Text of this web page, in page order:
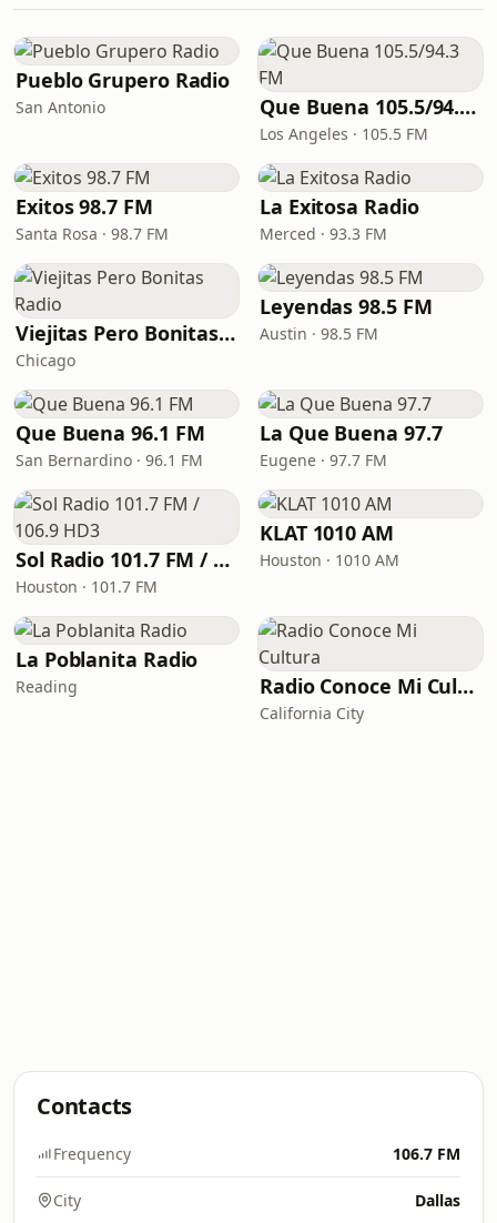
Pueblo Grupero Radio
San Antonio Que Buena 105.5/94.3 FM
Los Angeles · 105.5 FM
Exitos 98.7 FM
Santa Rosa · 98.7 FM
La Exitosa Radio
Merced · 93.3 FM
Viejitas Pero Bonitas Radio
Chicago
Leyendas 98.5 FM
Austin · 98.5 FM
Que Buena 96.1 FM
San Bernardino · 96.1 FM
La Que Buena 97.7
Eugene · 97.7 FM
Sol Radio 101.7 FM / 106.9 HD3
Houston · 101.7 FM
KLAT 1010 AM
Houston · 1010 AM
La Poblanita Radio
Reading Radio Conoce Mi Cultura
California City
Contacts
Frequency 106.7 FM
City Dallas